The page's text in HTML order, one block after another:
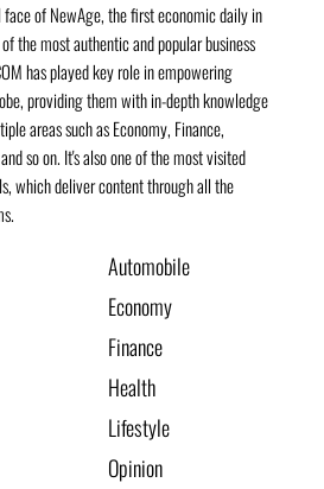
face of NewAge, the first economic daily in
the most authentic and popular business
has played key role in empowering
providing them with in-depth knowledge
areas such as Economy, Finance,
so on. It's also one of the most visited
which deliver content through all the
Automobile
Economy
Finance
Health
Lifestyle
Opinion